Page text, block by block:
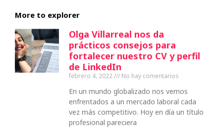
More to explorer
Olga Villarreal nos da
prácticos consejos para
fortalecer nuestro CV y perfil
de LinkedIn
febrero 4, 2022 No hay comentarios
En un mundo globalizado nos vemos
enfrentados a un mercado laboral cada
vez más competitivo. Hoy en día un título
profesional pareciera